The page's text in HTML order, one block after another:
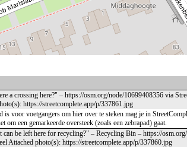
a crossing here?" – https://osm.org/node/10699408356 via
https://streetcomplete.app/p/337861.jpg
voor voetgangers om hier over te steken mag je in
om een gemarkeerde oversteek (zoals een zebrapad) gaat.
can be left here for recycling?" – Recycling Bin – https://
Attached photo(s): https://streetcomplete.app/p/337860.jpg